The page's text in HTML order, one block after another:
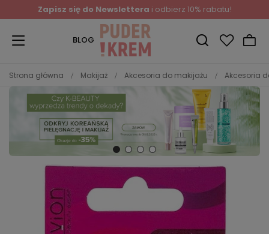
Zapisz się do Newslettera i odbierz 10% rabatu!
BLOG
Strona główna Makijaż Akcesoria do makijażu Akcesoria